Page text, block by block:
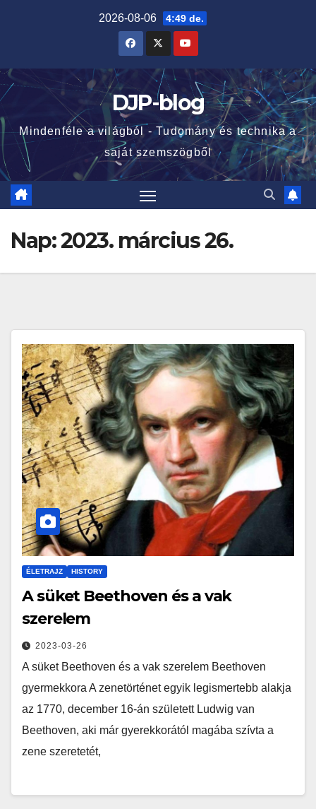
2026-08-06 4:49 de.
DJP-blog
Mindenféle a világból - Tudomány és technika a
saját szemszögből
Nap:2023. március 26.
ÉLETRAJZ HISTORY
A süket Beethoven és a vak
szerelem
2023-03-26
A süket Beethoven és a vak szerelem Beethoven
gyermekkora A zenetörténet egyik legismertebb alakja
az 1770, december 16-án született Ludwig van
Beethoven, aki már gyerekkorától magába szívta a
zene szeretetét,